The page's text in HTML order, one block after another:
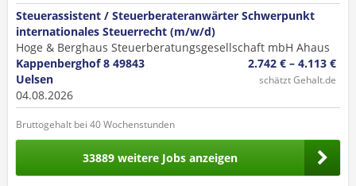
Steuerassistent / Steuerberateranwärter Schwerpunkt
internationales Steuerrecht (m/w/d)
Hoge & Berghaus Steuerberatungsgesellschaft mbH Ahaus
Kappenberghof 8 49843
Uelsen
04.08.2026
2.742 € – 4.113 €
schätzt Gehalt.de
Bruttogehalt bei 40 Wochenstunden
33889 weitere Jobs anzeigen